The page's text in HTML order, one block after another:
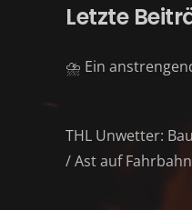
Letzte
⛈️ Ein
THL Unwetter:
/ Ast auf Fahrbahn